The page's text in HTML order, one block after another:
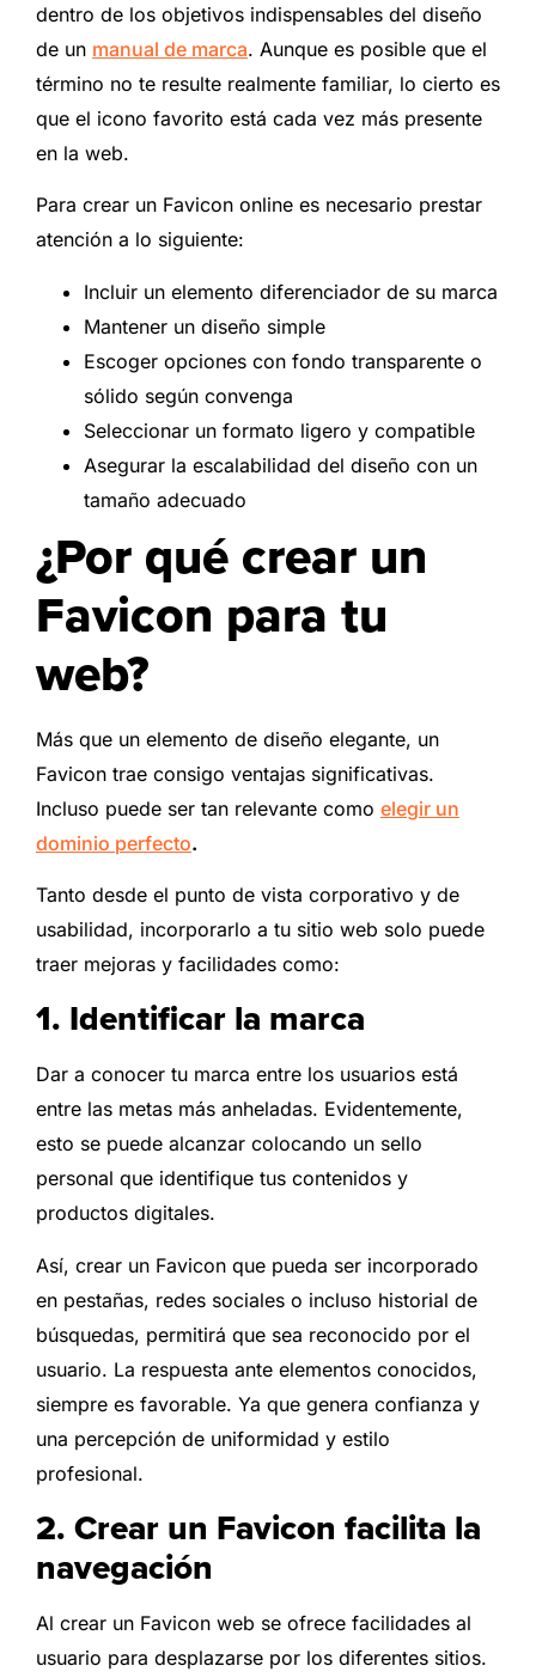
dentro de los objetivos indispensables del diseño
de un manual de marca. Aunque es posible que el
término no te resulte realmente familiar, lo cierto es
que el icono favorito está cada vez más presente
en la web.
Para crear un Favicon online es necesario prestar
atención a lo siguiente:
Incluir un elemento diferenciador de su marca
Mantener un diseño simple
Escoger opciones con fondo transparente o
sólido según convenga
Seleccionar un formato ligero y compatible
Asegurar la escalabilidad del diseño con un
tamaño adecuado
¿Por qué crear un
Favicon para tu
web?
Más que un elemento de diseño elegante, un
Favicon trae consigo ventajas significativas.
Incluso puede ser tan relevante como elegir un
dominio perfecto.
Tanto desde el punto de vista corporativo y de
usabilidad, incorporarlo a tu sitio web solo puede
traer mejoras y facilidades como:
1. Identificar la marca
Dar a conocer tu marca entre los usuarios está
entre las metas más anheladas. Evidentemente,
esto se puede alcanzar colocando un sello
personal que identifique tus contenidos y
productos digitales.
Así, crear un Favicon que pueda ser incorporado
en pestañas, redes sociales o incluso historial de
búsquedas, permitirá que sea reconocido por el
usuario. La respuesta ante elementos conocidos,
siempre es favorable. Ya que genera confianza y
una percepción de uniformidad y estilo
profesional.
2. Crear un Favicon facilita la
navegación
Al crear un Favicon web se ofrece facilidades al
usuario para desplazarse por los diferentes sitios.